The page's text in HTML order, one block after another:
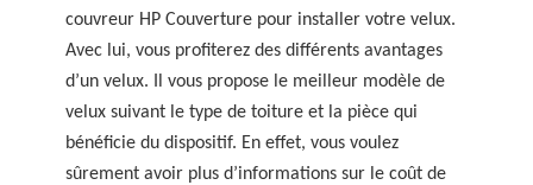
couvreur HP Couverture pour installer votre velux.
Avec lui, vous profiterez des différents avantages
d’un velux. Il vous propose le meilleur modèle de
velux suivant le type de toiture et la pièce qui
bénéficie du dispositif. En effet, vous voulez
sûrement avoir plus d’informations sur le coût de